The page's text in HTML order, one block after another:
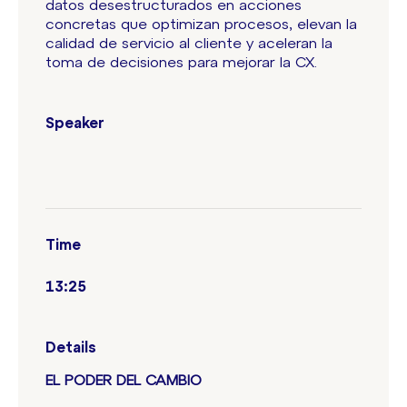
datos desestructurados en acciones
concretas que optimizan procesos, elevan la
calidad de servicio al cliente y aceleran la
toma de decisiones para mejorar la CX.
Speaker
Time
13:25
Details
EL PODER DEL CAMBIO